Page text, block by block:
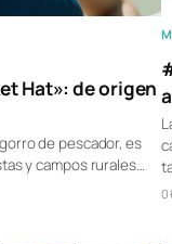
Hat»: de origen
de pescador, es
y campos rurales…